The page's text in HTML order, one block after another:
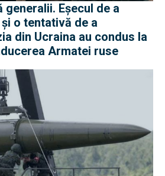
generalii. Eșecul de a
o tentativă de a
din Ucraina au condus la
Armatei ruse